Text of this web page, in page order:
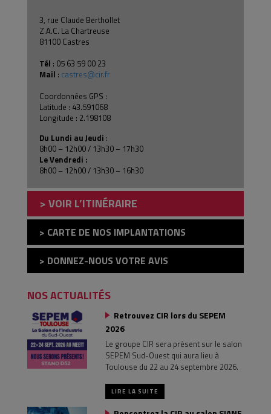
3, rue Claude Berthollet
Z.A.C. La Chartreuse
81100 Castres
Tél : 05 63 59 00 23
Mail : castres@cir.fr
Coordonnées GPS :
Latitude : 43.591068
Longitude : 2.198108
Du Lundi au Jeudi :
8h00 – 12h00 / 13h30 – 17h30
Le Vendredi :
8h00 – 12h00 / 13h30 – 16h30
> VOIR L’ITINÉRAIRE
> CARTE DE NOS IMPLANTATIONS
> DONNEZ-NOUS VOTRE AVIS
NOS ACTUALITÉS
Retrouvez CIR lors du SEPEM
2026
Le groupe CIR sera présent sur le salon
SEPEM Sud-Ouest qui aura lieu à
Toulouse du 22 au 24 septembre 2026.
LIRE LA SUITE